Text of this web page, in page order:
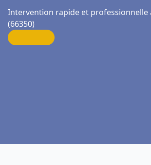
Intervention rapide et professionnelle
(66350)